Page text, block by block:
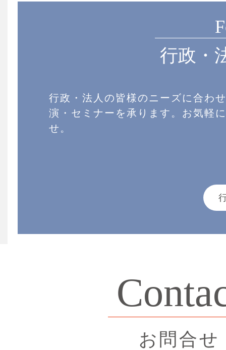
行政・
行政・法人の皆様のニーズに合わ
演・セミナーを承ります。お気軽
せ。
お問合せ